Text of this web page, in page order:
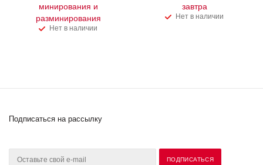
минирования и
разминирования
Нет в наличии
завтра
Нет в наличии
Подписаться на рассылку